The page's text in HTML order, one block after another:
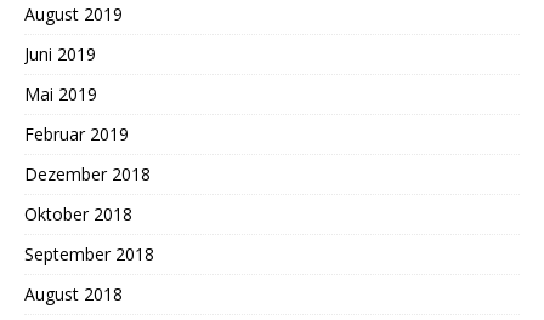
August 2019
Juni 2019
Mai 2019
Februar 2019
Dezember 2018
Oktober 2018
September 2018
August 2018